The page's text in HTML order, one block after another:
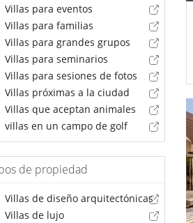
Villas para eventos
Villas para familias
Villas para grandes grupos
Villas para seminarios
Villas para sesiones de fotos
Villas próximas a la ciudad
Villas que aceptan animales
villas en un campo de golf
de propiedad
Villas de diseño arquitectónicas
Villas de lujo